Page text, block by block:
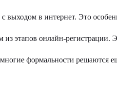
в интернет. Это
этапов онлайн-регистрации.
формальности решаются